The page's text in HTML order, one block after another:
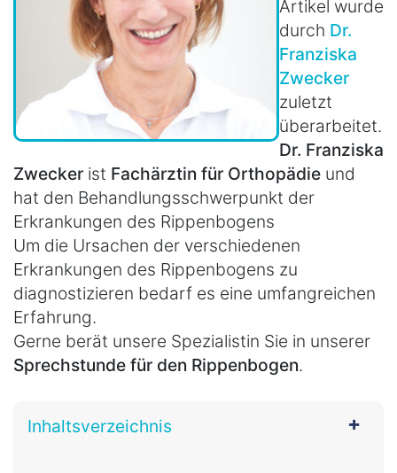
Artikel wurde
durch Dr.
Franziska
Zwecker
zuletzt
überarbeitet.
Dr. Franziska
Zwecker ist Fachärztin für Orthopädie und
hat den Behandlungsschwerpunkt der
Erkrankungen des Rippenbogens
Um die Ursachen der verschiedenen
Erkrankungen des Rippenbogens zu
diagnostizieren bedarf es eine umfangreichen
Erfahrung.
Gerne berät unsere Spezialistin Sie in unserer
Sprechstunde für den Rippenbogen.
Inhaltsverzeichnis